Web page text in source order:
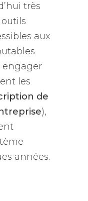
très
outils
aux
engager
les
de
),
années.